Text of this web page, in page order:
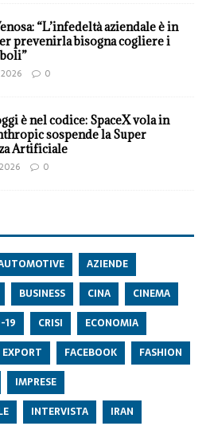
“L’infedeltà aziendale è in
prevenirla bisogna cogliere i
0
è nel codice: SpaceX vola in
sospende la Super
Artificiale
0
AZIENDE
BUSINESS CINA
CINEMA
19 CRISI
ECONOMIA
EXPORT FACEBOOK
FASHION
IMPRESE
INTERVISTA IRAN